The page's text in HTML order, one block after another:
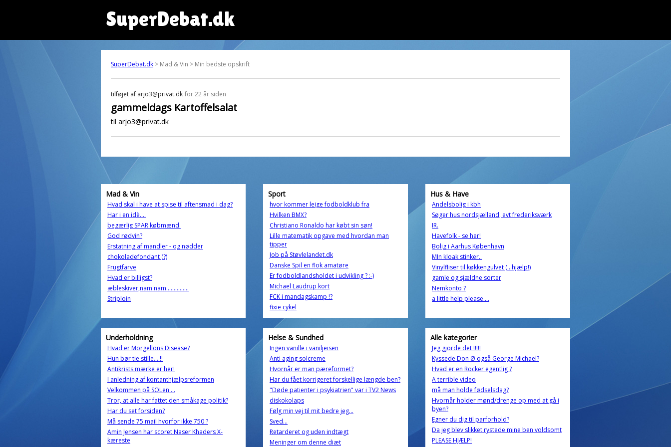
SuperDebat.dk
SuperDebat.dk > Mad & Vin > Min bedste opskrift
tilføjet af arjo3@privat.dk for 22 år siden
gammeldags Kartoffelsalat
til arjo3@privat.dk
Mad & Vin
Hvad skal i have at spise til aftensmad i dag?
Har i en idè....
begærlig SPAR købmænd.
God rødvin?
Erstatning af mandler - og nødder
chokoladefondant (?)
Frugtfarve
Hvad er billigst?
æbleskiver,nam nam...............
Striploin
Sport
hvor kommer leige fodboldklub fra
Hvilken BMX?
Christiano Ronaldo har købt sin søn!
Lille matematik opgave med hvordan man
tipper
Job på Støvlelandet.dk
Danske Spil en flok amatøre
Er fodboldlandsholdet i udvikling ? :-)
Michael Laudrup kort
FCK i mandagskamp !?
fixie cykel
Hus & Have
Andelsbolig i kbh
Søger hus nordsjælland, evt frederiksværk
IR.
Havefolk - se her!
Bolig i Aarhus København
MIn kloak stinker..
Vinylfliser til køkkengulvet (...hjælp!)
gamle og sjældne sorter
Nemkonto ?
a little help please....
Underholdning
Hvad er Morgellons Disease?
Hun bør tie stille....!!
Antikrists mærke er her!
I anledning af kontanthjælpsreformen
Velkommen på SOLen ...
Tror, at alle har fattet den småkage politik?
Har du set forsiden?
Må sende 75 mail hvorfor ikke 750 ?
Amin Jensen har scoret Naser Khaders X-
kæreste
Helse & Sundhed
Ingen vanille i vaniljeisen
Anti aging solcreme
Hvornår er man pæreformet?
Har du fået korrigeret forskellige længde ben?
"Døde patienter i psykiatrien" var i TV2 News
diskokolaps
Følg min vej til mit bedre jeg...
Sved...
Retarderet og uden indtægt
Meninger om denne diæt
Alle kategorier
Jeg gjorde det !!!!!
Kyssede Don Ø også George Michael?
Hvad er en Rocker egentlig ?
A terrible video
må man holde fødselsdag?
Hvornår holder mønd/drenge op med at gå i
byen?
Egner du dig til parforhold?
Da jeg blev slikket rystede mine ben voldsomt
PLEASE HJÆLP!